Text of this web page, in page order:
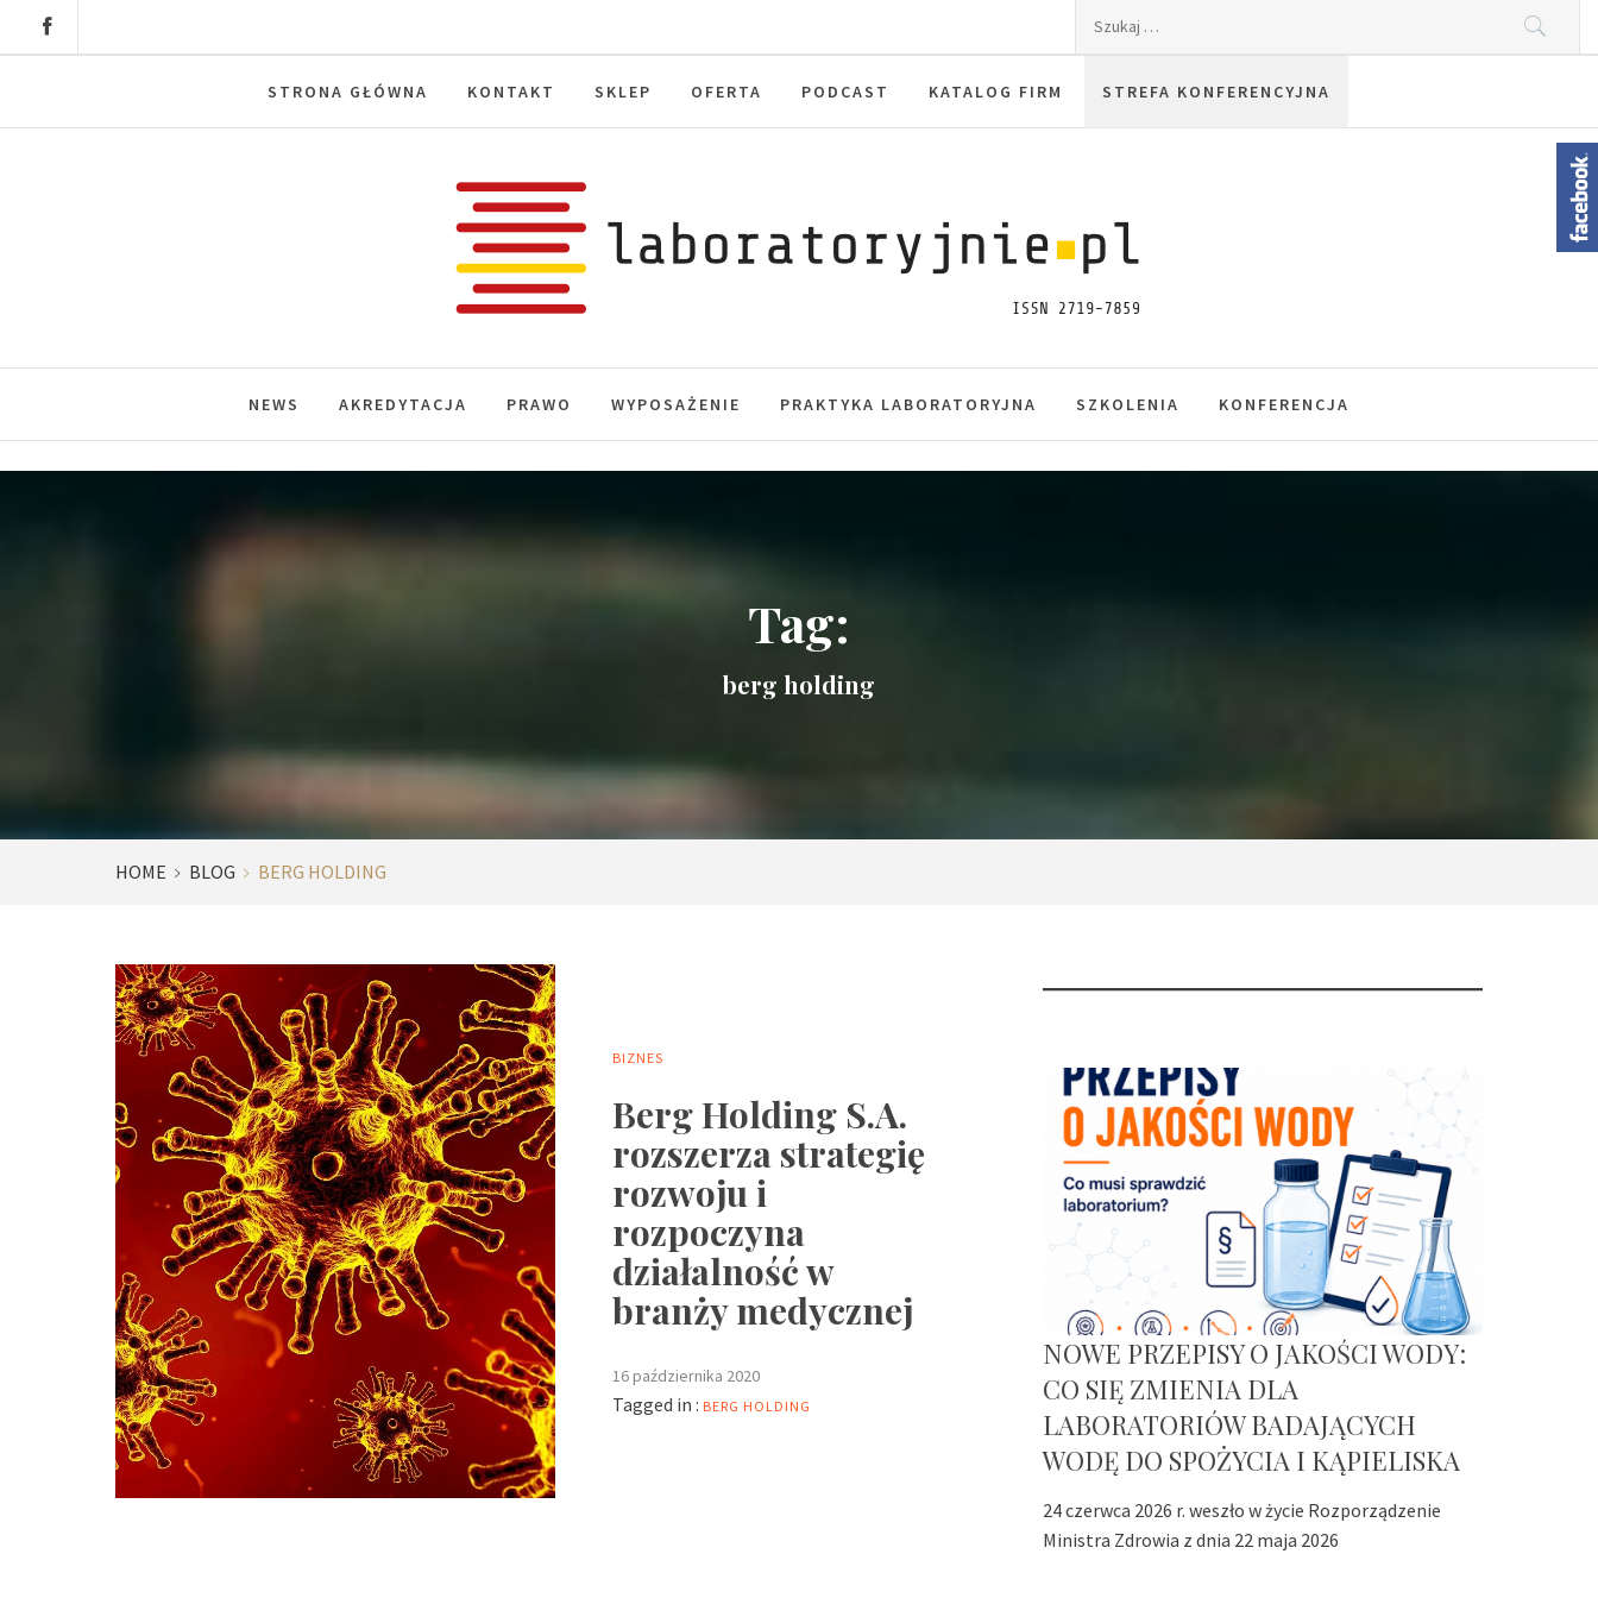
STRONA GŁÓWNA KONTAKT SKLEP OFERTA PODCAST KATALOG FIRM STREFA KONFERENCYJNA
Laboratoryjnie.pl
NEWS AKREDYTACJA PRAWO WYPOSAŻENIE PRAKTYKA LABORATORYJNA SZKOLENIA KONFERENCJA
Tag:
berg holding
HOME BLOG BERG HOLDING
BIZNES
Berg Holding S.A.
rozszerza strategię
rozwoju i
rozpoczyna
działalność w
branży medycznej
16 października 2020
Tagged in : BERG HOLDING
NOWE PRZEPISY O JAKOŚCI WODY:
CO SIĘ ZMIENIA DLA
LABORATORIÓW BADAJĄCYCH
WODĘ DO SPOŻYCIA I KĄPIELISKA
24 czerwca 2026 r. weszło w życie Rozporządzenie
Ministra Zdrowia z dnia 22 maja 2026